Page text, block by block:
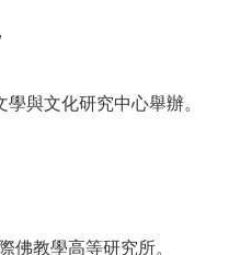
與文化研究中心舉辦。
佛教學高等研究所。